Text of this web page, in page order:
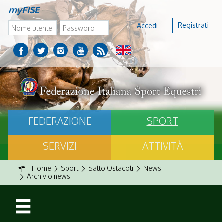
myFISE
Accedi Registrati
FEDERAZIONE
SPORT
SERVIZI
ATTIVITÀ
Home Sport Salto Ostacoli
News
Archivio news